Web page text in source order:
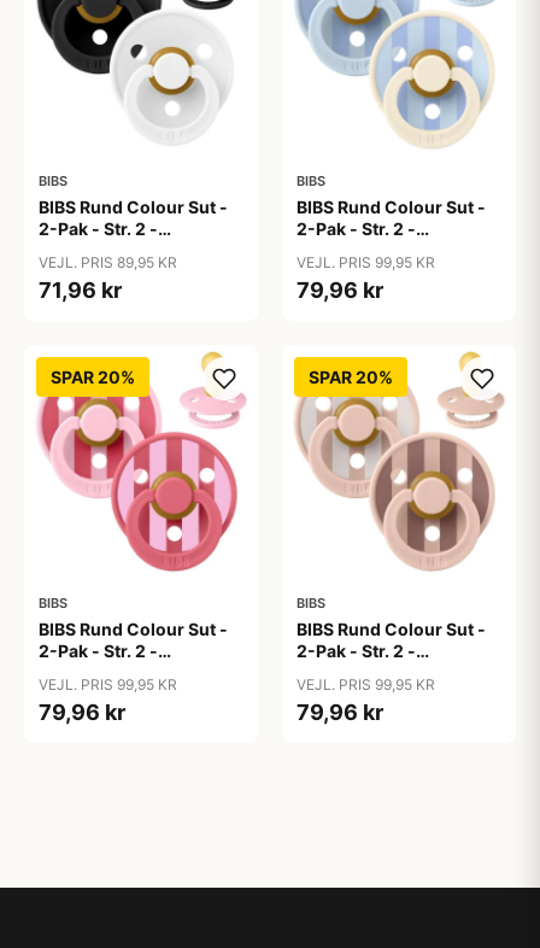
BIBS
BIBS Rund Colour Sut -
2-Pak - Str. 2 -
Black/White
VEJL. PRIS 89,95 KR
71,96 kr
BIBS
BIBS Rund Colour Sut -
2-Pak - Str. 2 -
Studio - Baby Blue/Dusty
Blue Mix
VEJL. PRIS 99,95 KR
79,96 kr
SPAR 20%
BIBS
BIBS Rund Colour Sut -
2-Pak - Str. 2 -
Studio - Baby Pink/Coral
Mix
VEJL. PRIS 99,95 KR
79,96 kr
SPAR 20%
BIBS
BIBS Rund Colour Sut -
2-Pak - Str. 2 -
Studio - Blush Mix
VEJL. PRIS 99,95 KR
79,96 kr